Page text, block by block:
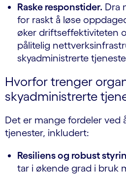
Raske responstider. Dra
for raskt å løse
øker driftseffektiviteten
pålitelig
skyadministrerte
Hvorfor trenger
skyadministrerte
Det er mange fordeler ved
tjenester, inkludert:
Resiliens og robust
tar i økende grad i bruk